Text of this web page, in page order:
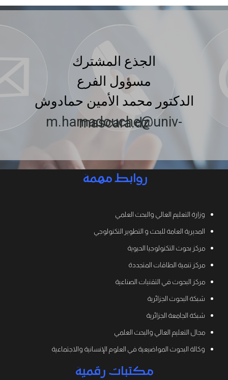
الجذع المشترك
مسؤول الفرع
الدكتور محمد الأمين حمادوش
m.hamadouche@univ-mascara.dz
روابط مهمة
وزارة التعليم العالي والبحث العلمي
المديرية العامة للبحث و التطوير التكنولوجي
مركز بحوث التكنولوجيا الحيوية
مركز تنمية الطاقات المتجددة
مركز البحوث في التقنيات الصناعية
شبكة البحوث الجزائرية
شبكة الجامعة الجزائرية
مجال التعليم العالي والبحث العلمي
وكالة البحوث المواضيعية في العلوم الإنسانية والاجتماعية
مكتبات رقمية